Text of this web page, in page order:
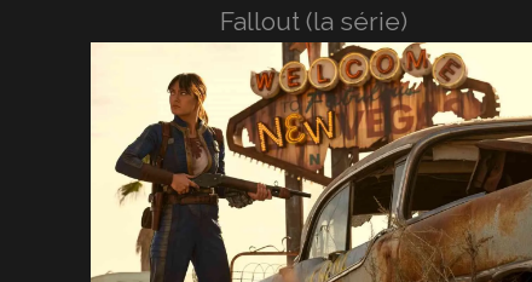
Fallout (la série)